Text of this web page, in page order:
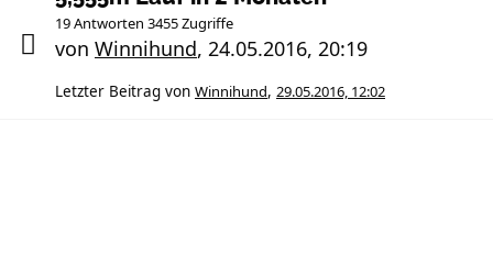
19 Antworten 3455 Zugriffe
von Winnihund, 24.05.2016, 20:19
Letzter Beitrag von Winnihund, 29.05.2016, 12:02